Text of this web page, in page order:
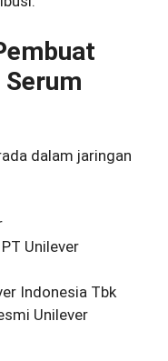
dalam jaringan
PT Unilever
Indonesia Tbk
Unilever